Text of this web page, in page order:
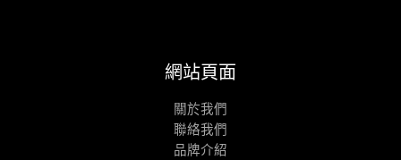
網站頁面
關於我們
聯絡我們
品牌介紹